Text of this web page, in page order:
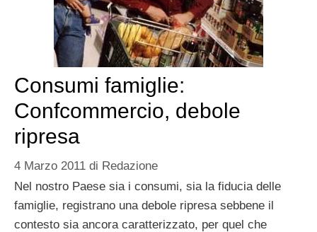
Consumi famiglie:
Confcommercio, debole
ripresa
4 Marzo 2011 di Redazione
Nel nostro Paese sia i consumi, sia la fiducia delle
famiglie, registrano una debole ripresa sebbene il
contesto sia ancora caratterizzato, per quel che